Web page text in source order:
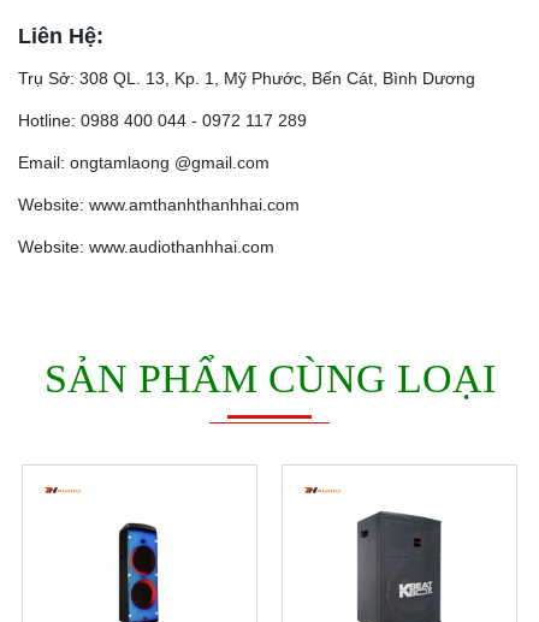
Liên Hệ:
Trụ Sở: 308 QL. 13, Kp. 1, Mỹ Phước, Bến Cát, Bình Dương
Hotline: 0988 400 044 - 0972 117 289
Email: ongtamlaong @gmail.com
Website: www.amthanhthanhhai.com
Website: www.audiothanhhai.com
SẢN PHẨM CÙNG LOẠI